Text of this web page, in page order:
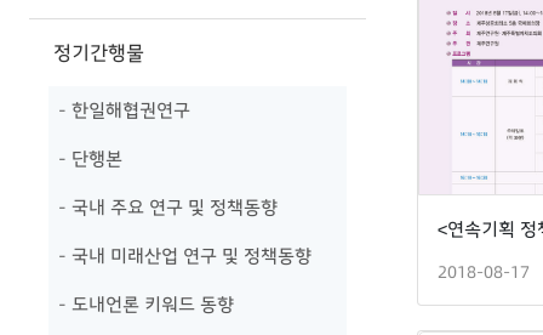
정기간행물
- 한일해협권연구
- 단행본
- 국내 주요 연구 및 정책동향
- 국내 미래산업 연구 및 정책동향
- 도내언론 키워드 동향
2018-08-17